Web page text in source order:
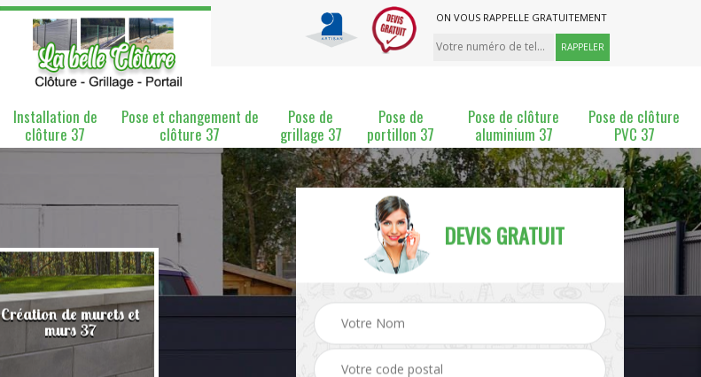
ON VOUS RAPPELLE GRATUITEMENT
Installation de
clôture 37
Pose et changement de
clôture 37
Pose de
grillage 37
Pose de
portillon 37
Pose de clôture
aluminium 37
Pose de clôture
PVC 37
Création de murets et
murs 37
Installation de clôture Pose et changement de Pose de grillage 37
DEVIS GRATUIT